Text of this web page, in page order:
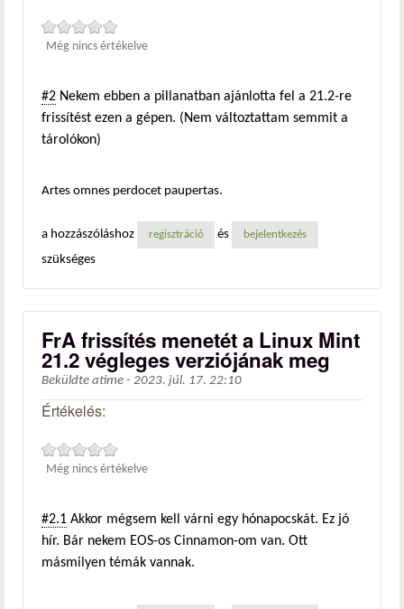
Még nincs értékelve
#2 Nekem ebben a pillanatban ajánlotta fel a 21.2-re
frissítést ezen a gépen. (Nem változtattam semmit a
tárolókon)
Artes omnes perdocet paupertas.
a hozzászóláshoz regisztráció és bejelentkezés
szükséges
FrA frissítés menetét a Linux Mint
21.2 végleges verziójának meg
Beküldte atime - 2023. júl. 17. 22:10
Értékelés:
Még nincs értékelve
#2.1 Akkor mégsem kell várni egy hónapocskát. Ez jó
hír. Bár nekem EOS-os Cinnamon-om van. Ott
másmilyen témák vannak.